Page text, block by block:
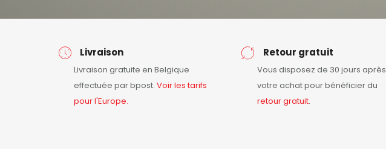
Livraison
Livraison gratuite en Belgique
effectuée par bpost. Voir les tarifs
pour l'Europe.
Retour gratuit
Vous disposez de 30 jours après
votre achat pour bénéficier du
retourgratuit.